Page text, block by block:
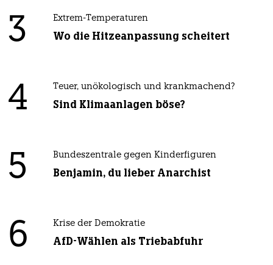
3 Extrem-Temperaturen
Wo die Hitzeanpassung scheitert
4 Teuer, unökologisch und krankmachend?
Sind Klimaanlagen böse?
5 Bundeszentrale gegen Kinderfiguren
Benjamin, du lieber Anarchist
6 Krise der Demokratie
AfD-Wählen als Triebabfuhr